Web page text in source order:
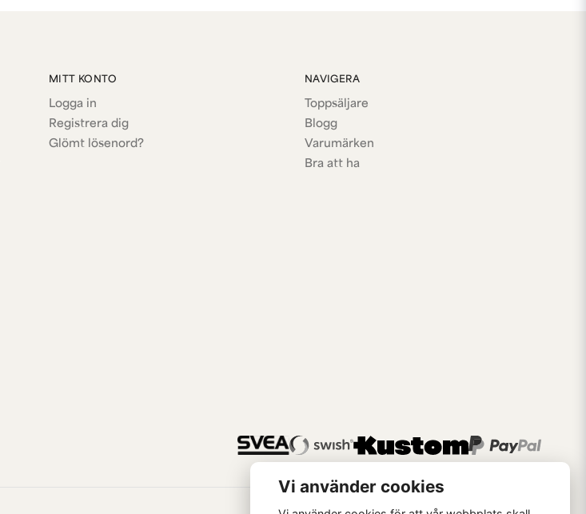
MITT KONTO
Logga in
Registrera dig
Glömt lösenord?
NAVIGERA
Toppsäljare
Blogg
Varumärken
Bra att ha
Vi använder cookies